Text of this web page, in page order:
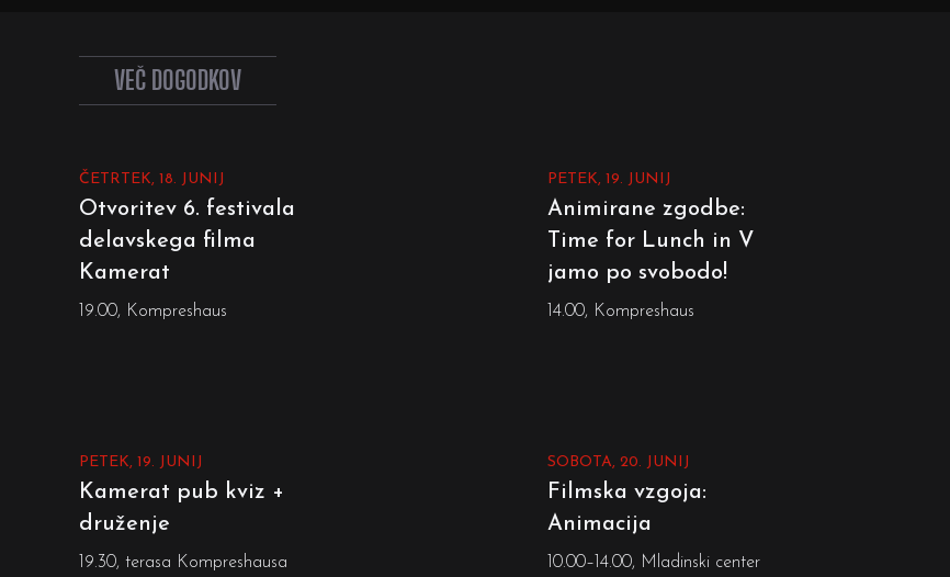
VEČ DOGODKOV
ČETRTEK, 18. JUNIJ
Otvoritev 6. festivala
delavskega filma
Kamerat
19.00, Kompreshaus
PETEK, 19. JUNIJ
Animirane zgodbe:
Time for Lunch in V
jamo po svobodo!
14.00, Kompreshaus
PETEK, 19. JUNIJ
Kamerat pub kviz +
druženje
19.30, terasa Kompreshausa
SOBOTA, 20. JUNIJ
Filmska vzgoja:
Animacija
10.00–14.00, Mladinski center